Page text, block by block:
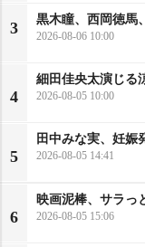
3
黒木瞳、西岡徳馬
2026-08-06 10:00
4
細田佳央太演じる
2026-08-05 10:00
5
田中みな実、妊娠
2026-08-05 14:41
6
映画泥棒、サラっ
2026-08-05 15:06